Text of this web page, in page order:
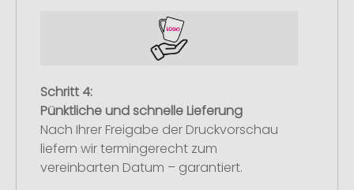
Schritt 4:
Pünktliche und schnelle Lieferung
Nach Ihrer Freigabe der Druckvorschau
liefern wir termingerecht zum
vereinbarten Datum – garantiert.